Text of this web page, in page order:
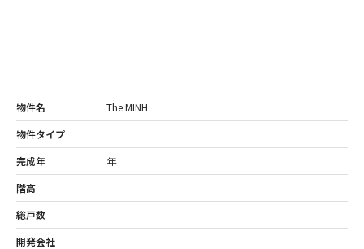
物件名
The MINH
物件タイプ
完成年
年
階高
総戸数
開発会社